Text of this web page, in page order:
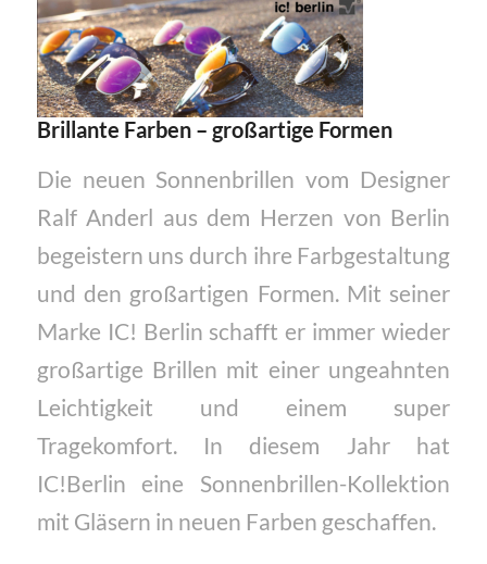
Brillante Farben – großartige Formen
Die neuen Sonnenbrillen vom Designer
Ralf Anderl aus dem Herzen von Berlin
begeistern uns durch ihre Farbgestaltung
und den großartigen Formen. Mit seiner
Marke IC! Berlin schafft er immer wieder
großartige Brillen mit einer ungeahnten
Leichtigkeit und einem super
Tragekomfort. In diesem Jahr hat
IC!Berlin eine Sonnenbrillen-Kollektion
mit Gläsern in neuen Farben geschaffen.